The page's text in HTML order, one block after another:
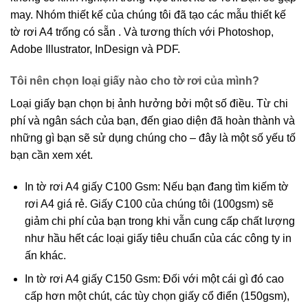
may. Nhóm thiết kế của chúng tôi đã tạo các mẫu thiết kế
tờ rơi A4 trống có sẵn . Và tương thích với Photoshop,
Adobe Illustrator, InDesign và PDF.
Tôi nên chọn loại giấy nào cho tờ rơi của mình?
Loại giấy bạn chọn bị ảnh hưởng bởi một số điều. Từ chi
phí và ngân sách của bạn, đến giao diện đã hoàn thành và
những gì bạn sẽ sử dụng chúng cho – đây là một số yếu tố
bạn cần xem xét.
In tờ rơi A4 giấy C100 Gsm: Nếu bạn đang tìm kiếm tờ
rơi A4 giá rẻ. Giấy C100 của chúng tôi (100gsm) sẽ
giảm chi phí của bạn trong khi vẫn cung cấp chất lượng
như hầu hết các loại giấy tiêu chuẩn của các công ty in
ấn khác.
In tờ rơi A4 giấy C150 Gsm: Đối với một cái gì đó cao
cấp hơn một chút, các tùy chọn giấy cổ điển (150gsm),